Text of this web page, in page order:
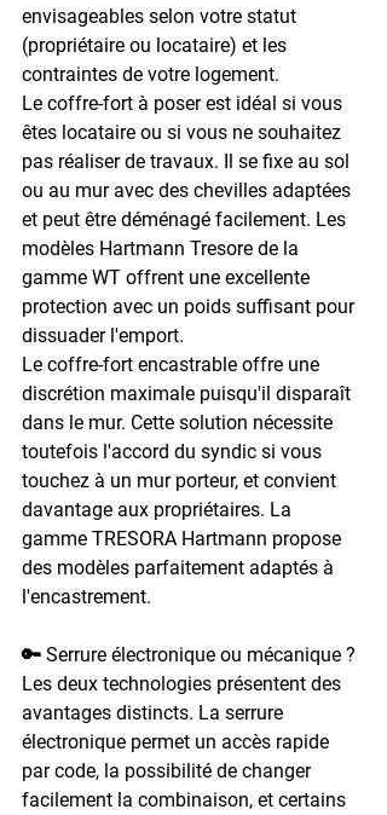
envisageables selon votre statut
(propriétaire ou locataire) et les
contraintes de votre logement.
Le coffre-fort à poser est idéal si vous
êtes locataire ou si vous ne souhaitez
pas réaliser de travaux. Il se fixe au sol
ou au mur avec des chevilles adaptées
et peut être déménagé facilement. Les
modèles Hartmann Tresore de la
gamme WT offrent une excellente
protection avec un poids suffisant pour
dissuader l'emport.
Le coffre-fort encastrable offre une
discrétion maximale puisqu'il disparaît
dans le mur. Cette solution nécessite
toutefois l'accord du syndic si vous
touchez à un mur porteur, et convient
davantage aux propriétaires. La
gamme TRESORA Hartmann propose
des modèles parfaitement adaptés à
l'encastrement.
🔑 Serrure électronique ou mécanique ?
Les deux technologies présentent des
avantages distincts. La serrure
électronique permet un accès rapide
par code, la possibilité de changer
facilement la combinaison, et certains